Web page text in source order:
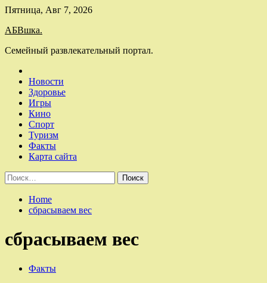
Skip
content
Пятница, Авг 7, 2026
АБВшка.
Семейный развлекательный портал.
Новости
Здоровье
Игры
Кино
Спорт
Туризм
Факты
Карта сайта
Найти:
Home
сбрасываем вес
сбрасываем вес
Факты